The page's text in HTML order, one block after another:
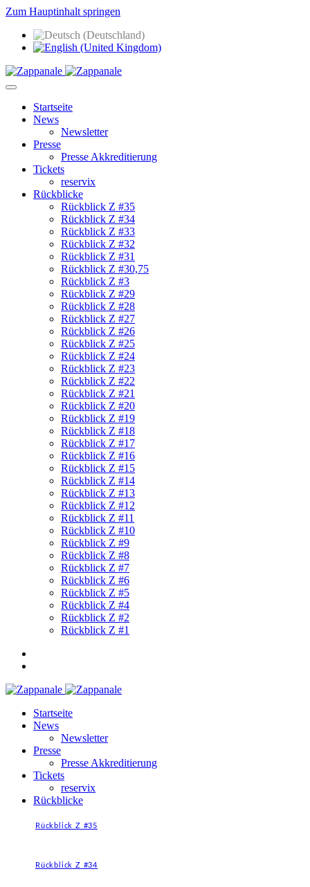
Zum Hauptinhalt springen
Startseite
News
Newsletter
Presse
Presse Akkreditierung
Tickets
reservix
Rückblicke
Rückblick Z #35
Rückblick Z #34
Rückblick Z #33
Rückblick Z #32
Rückblick Z #31
Rückblick Z #30,75
Rückblick Z #3
Rückblick Z #29
Rückblick Z #28
Rückblick Z #27
Rückblick Z #26
Rückblick Z #25
Rückblick Z #24
Rückblick Z #23
Rückblick Z #22
Rückblick Z #21
Rückblick Z #20
Rückblick Z #19
Rückblick Z #18
Rückblick Z #17
Rückblick Z #16
Rückblick Z #15
Rückblick Z #14
Rückblick Z #13
Rückblick Z #12
Rückblick Z #11
Rückblick Z #10
Rückblick Z #9
Rückblick Z #8
Rückblick Z #7
Rückblick Z #6
Rückblick Z #5
Rückblick Z #4
Rückblick Z #2
Rückblick Z #1
Startseite
News
Newsletter
Presse
Presse Akkreditierung
Tickets
reservix
Rückblicke
Rückblick Z #35
Rückblick Z #34